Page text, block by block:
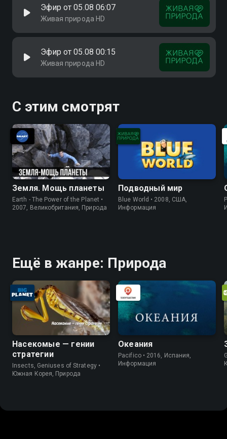
Эфир от 05.08 06:07
Живая природа HD
Эфир от 05.08 00:15
Живая природа HD
С этим смотрят
Земля. Мощь планеты
Earth - The Power of the Planet •
2007, Великобритания, Природа
Подводный мир
Blue World • 2008, США,
Информация
Ещё в жанре: Природа
Насекомые — гении
стратегии
Insects, Geniuses of Strategy •
Южная Корея, Природа
Океания
Pacifico • 2016, Испания,
Информация